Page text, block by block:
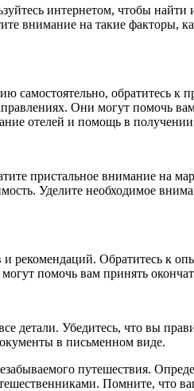
интернетом, чтобы
внимание на такие факторы,
обратитесь к
Они могут помочь
отелей и помощь в
пристальное внимание на
Уделите необходимое
рекомендаций. Обратитесь к
помочь вам принять
детали. Убедитесь, что вы
в письменном виде.
путешествия.
Помните, что